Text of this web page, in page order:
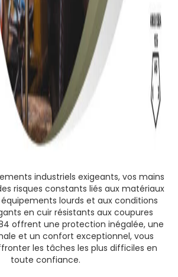
industriels exigeants, vos mains
risques constants liés aux matériaux
lourds et aux conditions
en cuir résistants aux coupures
offrent une protection inégalée, une
et un confort exceptionnel, vous
les tâches les plus difficiles en
toute confiance.